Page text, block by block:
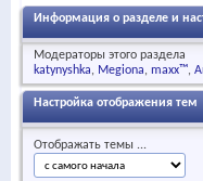
Информация о разделе и
Модераторы этого раздела
katynyshka
Megiona maxx™
Настройка отображения тем
Отображать темы ...